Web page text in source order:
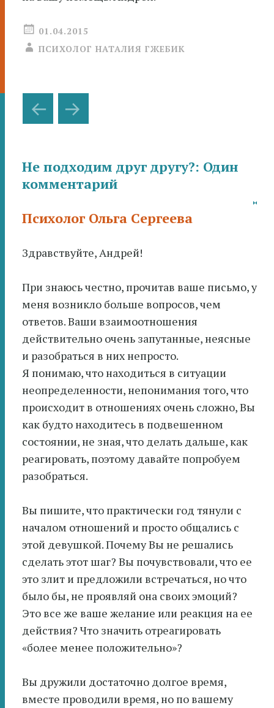
01.04.2015
ПСИХОЛОГ НАТАЛИЯ ГЖЕБИК
Навигация
по
записям
Не подходим друг другу?: Один
комментарий
Психолог Ольга Сергеева
Здравствуйте, Андрей!
При знаюсь честно, прочитав ваше письмо, у
меня возникло больше вопросов, чем
ответов. Ваши взаимоотношения
действительно очень запутанные, неясные
и разобраться в них непросто.
Я понимаю, что находиться в ситуации
неопределенности, непонимания того, что
происходит в отношениях очень сложно, Вы
как будто находитесь в подвешенном
состоянии, не зная, что делать дальше, как
реагировать, поэтому давайте попробуем
разобраться.
Вы пишите, что практически год тянули с
началом отношений и просто общались с
этой девушкой. Почему Вы не решались
сделать этот шаг? Вы почувствовали, что ее
это злит и предложили встречаться, но что
было бы, не проявляй она своих эмоций?
Это все же ваше желание или реакция на ее
действия? Что значить отреагировать
«более менее положительно»?
Вы дружили достаточно долгое время,
вместе проводили время, но по вашему